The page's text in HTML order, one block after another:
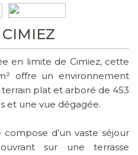
en limite de Cimiez, cette
offre un environnement
plat et arboré de 453
et une vue dégagée.
d’un vaste séjour
sur une terrasse